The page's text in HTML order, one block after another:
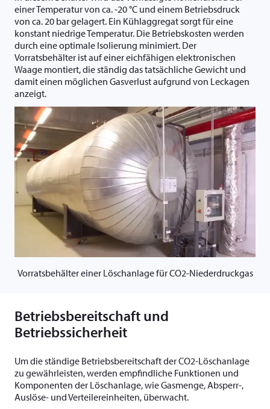
einer Temperatur von ca. -20 °C und einem Betriebsdruck
von ca. 20 bar gelagert. Ein Kühlaggregat sorgt für eine
konstant niedrige Temperatur. Die Betriebskosten werden
durch eine optimale Isolierung minimiert. Der
Vorratsbehälter ist auf einer eichfähigen elektronischen
Waage montiert, die ständig das tatsächliche Gewicht und
damit einen möglichen Gasverlust aufgrund von Leckagen
anzeigt.
Vorratsbehälter einer Löschanlage für CO2-Niederdruckgas
Betriebsbereitschaft und
Betriebssicherheit
Um die ständige Betriebsbereitschaft der CO2-Löschanlage
zu gewährleisten, werden empfindliche Funktionen und
Komponenten der Löschanlage, wie Gasmenge, Absperr-,
Auslöse- und Verteilereinheiten, überwacht.